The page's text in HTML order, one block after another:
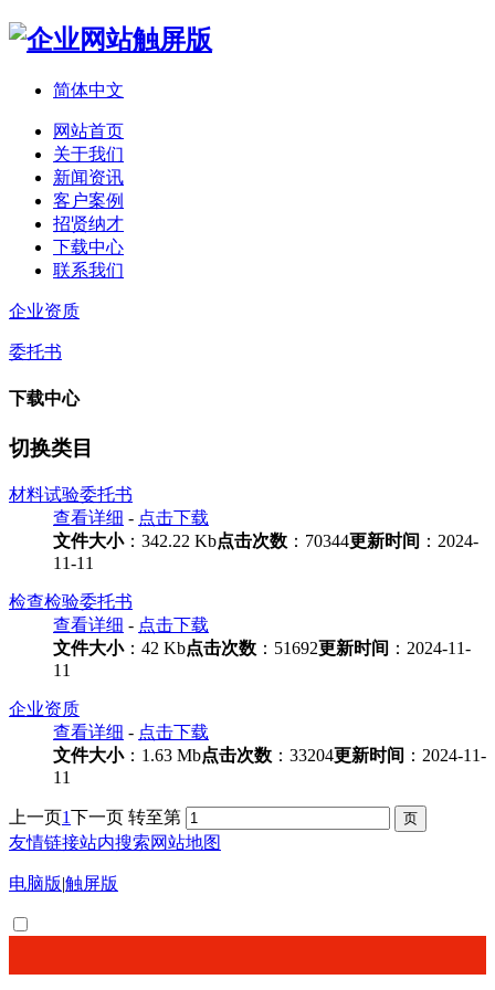
简体中文
网站首页
关于我们
新闻资讯
客户案例
招贤纳才
下载中心
联系我们
企业资质
委托书
下载中心
切换类目
材料试验委托书
查看详细 - 点击下载
文件大小：342.22 Kb点击次数 ：70344更新时间 ：2024-
11-11
检查检验委托书
查看详细 - 点击下载
文件大小：42 Kb点击次数 ：51692更新时间 ：2024-11-
11
企业资质
查看详细 - 点击下载
文件大小：1.63 Mb点击次数 ：33204更新时间 ：2024-11-
11
上一页1下一页 转至第
友情链接站内搜索网站地图
电脑版|触屏版